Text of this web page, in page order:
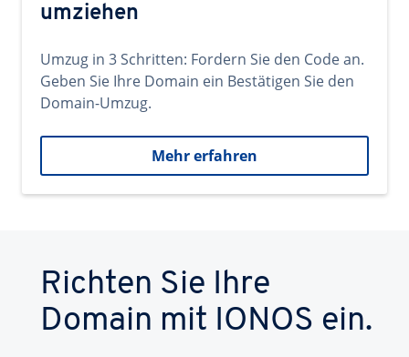
umziehen
Umzug in 3 Schritten: Fordern Sie den Code an.
Geben Sie Ihre Domain ein Bestätigen Sie den
Domain-Umzug.
Mehr erfahren
Richten Sie Ihre
Domain mit IONOS ein.